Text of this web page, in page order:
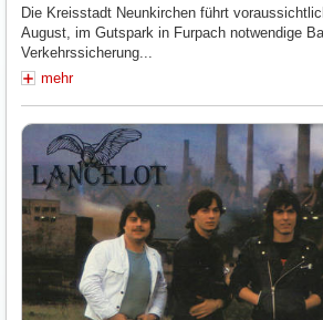
Die Kreisstadt Neunkirchen führt
August, im Gutspark in Furpach notwendige
Verkehrssicherung...
mehr